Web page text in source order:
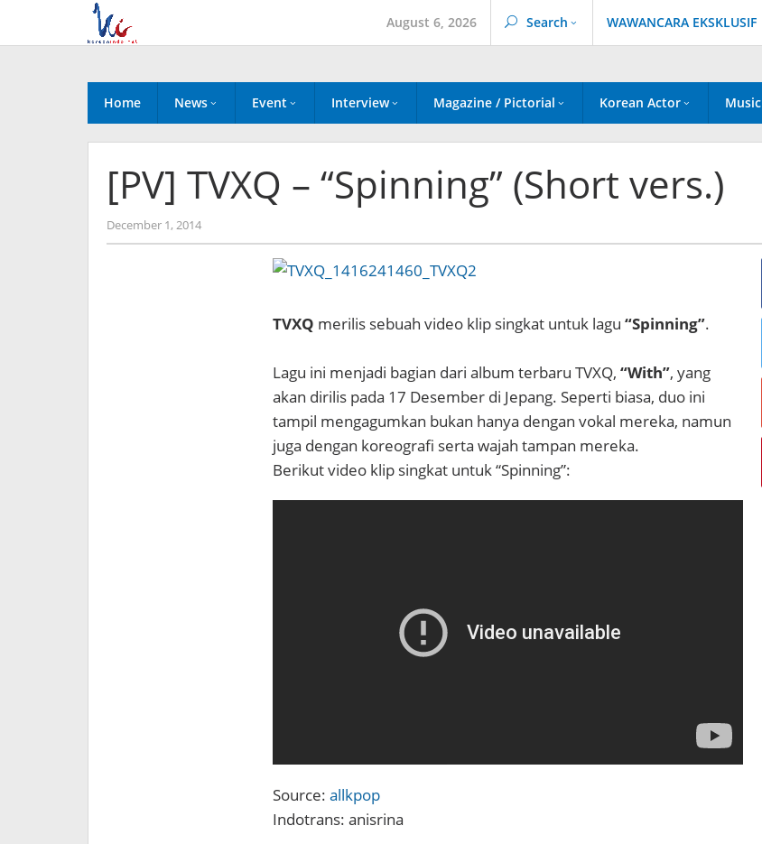
content
August 6, 2026 Search WAWANCARA EKSKLUSIF
Home News Event Interview Magazine / Pictorial Korean Actor Music
[PV] TVXQ – “Spinning” (Short vers.)
December 1, 2014by
Koreanindo
TVXQ merilis sebuah video klip singkat untuk lagu “Spinning”.
Lagu ini menjadi bagian dari album terbaru TVXQ, “With”, yang
akan dirilis pada 17 Desember di Jepang. Seperti biasa, duo ini
tampil mengagumkan bukan hanya dengan vokal mereka, namun
juga dengan koreografi serta wajah tampan mereka.
Berikut video klip singkat untuk “Spinning”:
Source: allkpop
Indotrans: anisrina